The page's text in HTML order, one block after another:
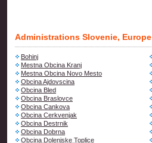
Administrations Slovenie, Europe
Bohinj
Mestna Obcina Kranj
Mestna Obcina Novo Mesto
Obcina Ajdovscina
Obcina Bled
Obcina Braslovce
Obcina Cankova
Obcina Cerkvenjak
Obcina Destrnik
Obcina Dobrna
Obcina Dolenjske Toplice